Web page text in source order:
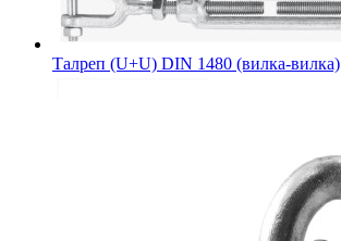
Талреп (U+U) DIN 1480 (вилка-вилка)